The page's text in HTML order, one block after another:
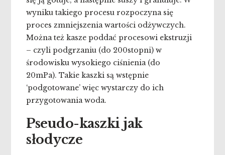
wyniku takiego procesu rozpoczyna się
proces zmniejszenia wartości odżywczych.
Można też kasze poddać procesowi ekstruzji
– czyli podgrzaniu (do 200stopni) w
środowisku wysokiego ciśnienia (do
20mPa). Takie kaszki są wstępnie
‘podgotowane’ więc wystarczy do ich
przygotowania woda.
Pseudo-kaszki jak
słodycze